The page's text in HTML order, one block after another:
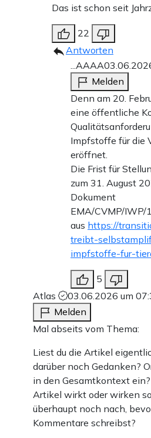
Das ist schon seit
22
Antworten
...AAAA
Melden
Denn am 20.
eine öffentliche
Impfstoffe für die
eröffnet.
Die Frist für
zum 31. August
Dokument
EMA/CVMP/IWP/
aus https://
treibt-
impfstoffe-fur-
5
Atlas
03.06.2026 um
Melden
Mal abseits vom Thema:
Liest du die Artikel
darüber noch Gedanken?
in den Gesamtkontext
Artikel wirkt oder wirken
überhaupt noch nach,
Kommentare schreibst?